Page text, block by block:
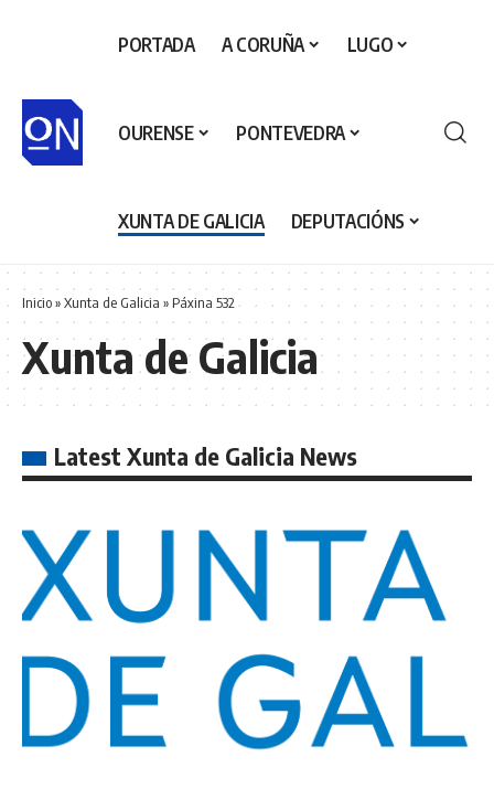
PORTADA A CORUÑA LUGO
OURENSE PONTEVEDRA
XUNTA DE GALICIA DEPUTACIÓNS
Inicio»Xunta de Galicia »Páxina 532
Xunta de Galicia
Latest Xunta de Galicia News